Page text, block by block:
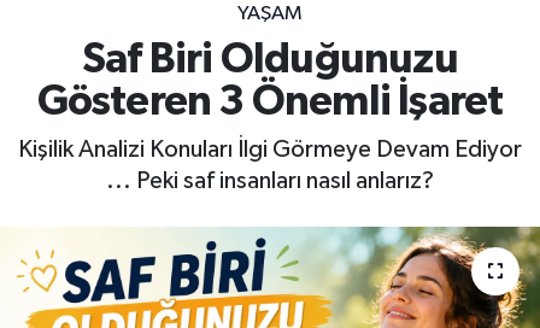
YAŞAM
Saf Biri Olduğunuzu
Gösteren 3 Önemli İşaret
Kişilik Analizi Konuları İlgi Görmeye Devam Ediyor
... Peki saf insanları nasıl anlarız?